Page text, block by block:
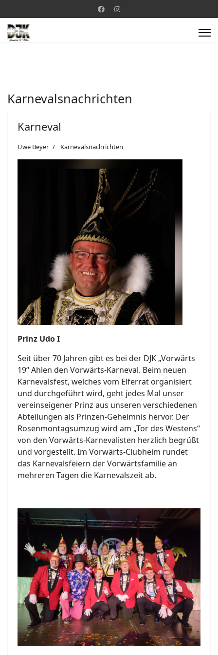
Karnevalsnachrichten
Karneval
Uwe Beyer Karnevalsnachrichten
Prinz Udo I
Seit über 70 Jahren gibt es bei der DJK „Vorwärts
19“ Ahlen den Vorwärts-Karneval. Beim neuen
Karnevalsfest, welches vom Elferrat organisiert
und durchgeführt wird, geht jedes Mal unser
vereinseigener Prinz aus unseren verschiedenen
Abteilungen als Prinzen-Geheimnis hervor. Der
Rosenmontagsumzug wird am „Tor des Westens“
von den Vorwärts-Karnevalisten herzlich begrüßt
und vorgestellt. Im Vorwärts-Clubheim rundet
das Karnevalsfeiern der Vorwärtsfamilie an
mehreren Tagen die Karnevalszeit ab.